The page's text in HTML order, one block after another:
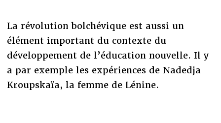
La révolution bolchévique est aussi un
élément important du contexte du
développement de l’éducation nouvelle. Il y
a par exemple les expériences de Nadedja
Kroupskaïa, la femme de Lénine.